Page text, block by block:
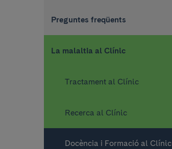
Preguntes freqüents
La malaltia al Clínic
Tractament al Clínic
Recerca al Clínic
Docència i Formació al Clínic